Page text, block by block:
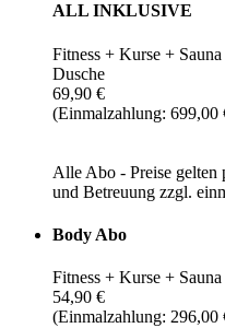
ALL INKLUSIVE
Fitness + Kurse +
Dusche
69,90 €
(Einmalzahlung: 699,00
Alle Abo - Preise
und Betreuung zzgl.
Body Abo
Fitness + Kurse +
54,90 €
(Einmalzahlung: 296,00